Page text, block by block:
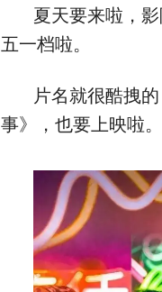
夏天要来啦，
五一档啦。
片名就很酷拽
事》，也要上映啦